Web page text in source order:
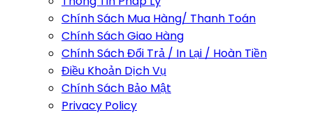
Chính Sách Mua Hàng/ Thanh Toán
Chính Sách Giao Hàng
Chính Sách Đổi Trả / In Lại / Hoàn Tiền
Điều Khoản Dịch Vụ
Chính Sách Bảo Mật
Privacy Policy